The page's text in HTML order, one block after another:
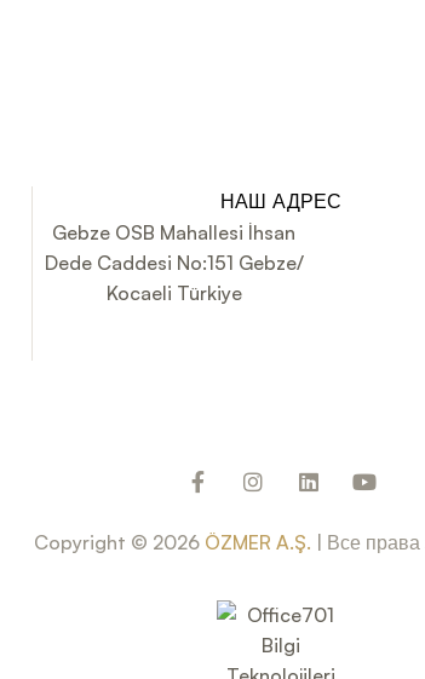
НАШ АДРЕС
Gebze OSB Mahallesi İhsan
Dede Caddesi No:151 Gebze/
Kocaeli Türkiye
Copyright © 2026 ÖZMER A.Ş. | Все